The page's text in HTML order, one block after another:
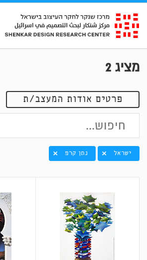
מציג 2
פרטים אודות המעצב/ת
ישראל נתן קרפ